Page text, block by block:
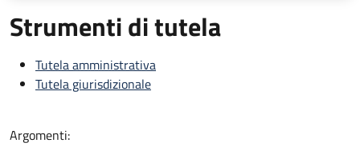
Strumenti di tutela
Tutela amministrativa
Tutela giurisdizionale
Argomenti: